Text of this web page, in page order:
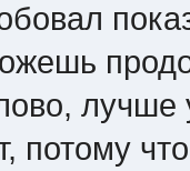
лучше
потому